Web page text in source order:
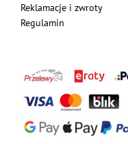
Reklamacje i zwroty
Regulamin